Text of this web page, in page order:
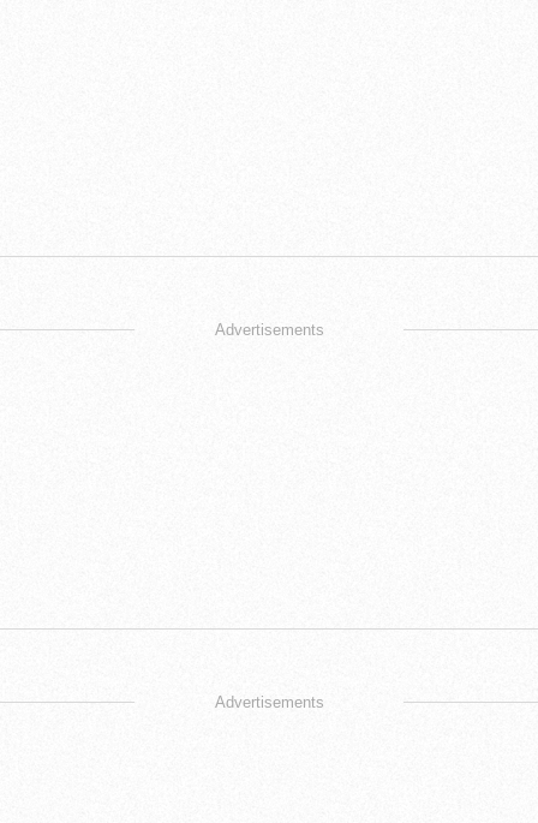
Advertisements
Advertisements